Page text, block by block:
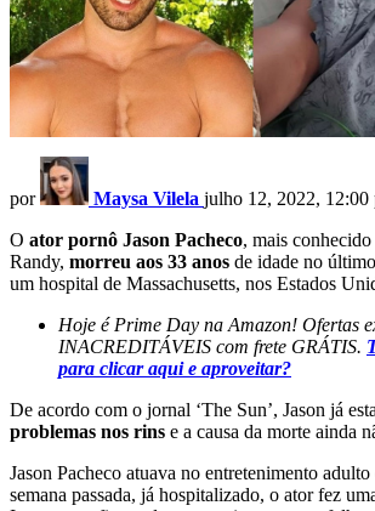
por Maysa Vilela julho 12, 2022, 12:00
O ator pornô Jason Pacheco, mais
Randy, morreu aos 33 anos de idade no
um hospital de Massachusetts, nos Estados
Hoje é Prime Day na Amazon! Ofertas
INACREDITÁVEIS com frete GRÁTIS.
para clicar aqui e aproveitar?
De acordo com o jornal ‘The Sun’, Jason já
problemas nos rins e a causa da morte ainda
Jason Pacheco atuava no entretenimento
semana passada, já hospitalizado, o ator fez